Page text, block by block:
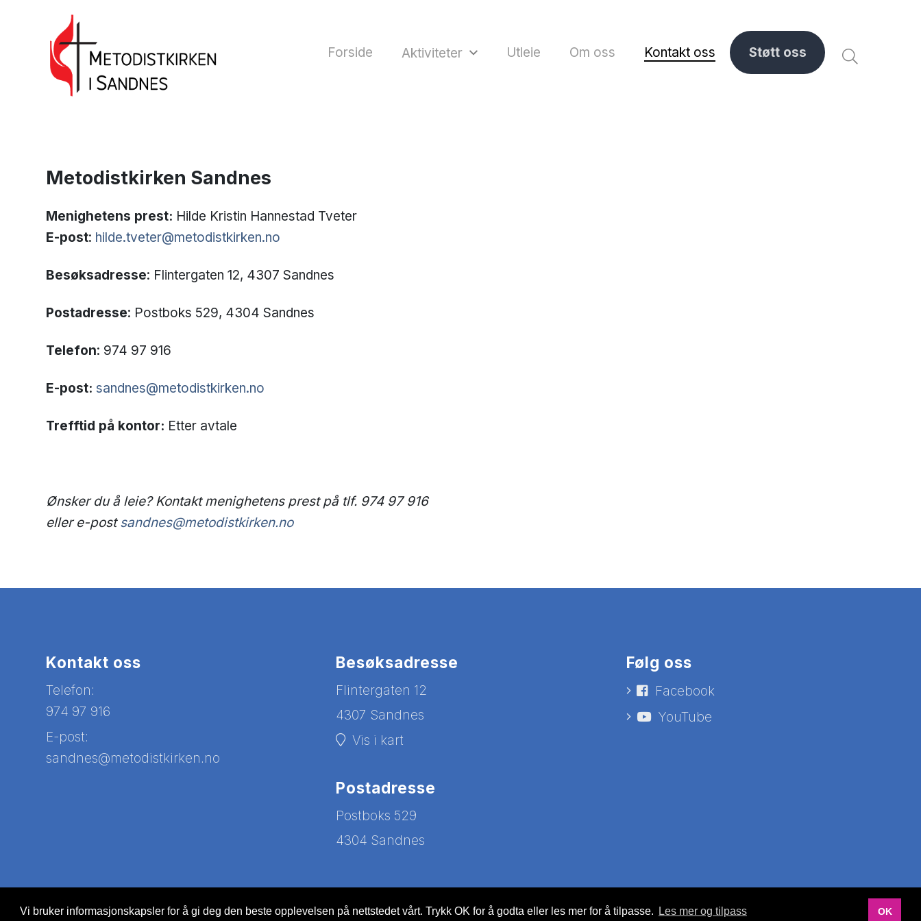
Vi bruker informasjonskapsler for å gi deg den beste opplevelsen på nettstedet vårt. Trykk OK for å godta eller les mer for å tilpasse. Les mer og tilpass OK
Forside Aktiviteter Utleie Om oss Kontakt oss Støtt oss
Metodistkirken Sandnes
Menighetens prest: Hilde Kristin Hannestad Tveter
E-post: hilde.tveter@metodistkirken.no
Besøksadresse: Flintergaten 12, 4307 Sandnes
Postadresse: Postboks 529, 4304 Sandnes
Telefon: 974 97 916
E-post: sandnes@metodistkirken.no
Trefftid på kontor: Etter avtale
Ønsker du å leie? Kontakt menighetens prest på tlf. 974 97 916
eller e-postsandnes@metodistkirken.no
Kontakt oss
Telefon:
974 97 916
E-post:
sandnes@metodistkirken.no
Besøksadresse
Flintergaten 12
4307 Sandnes
Vis i kart
Postadresse
Postboks 529
4304 Sandnes
Følg oss
Facebook
YouTube